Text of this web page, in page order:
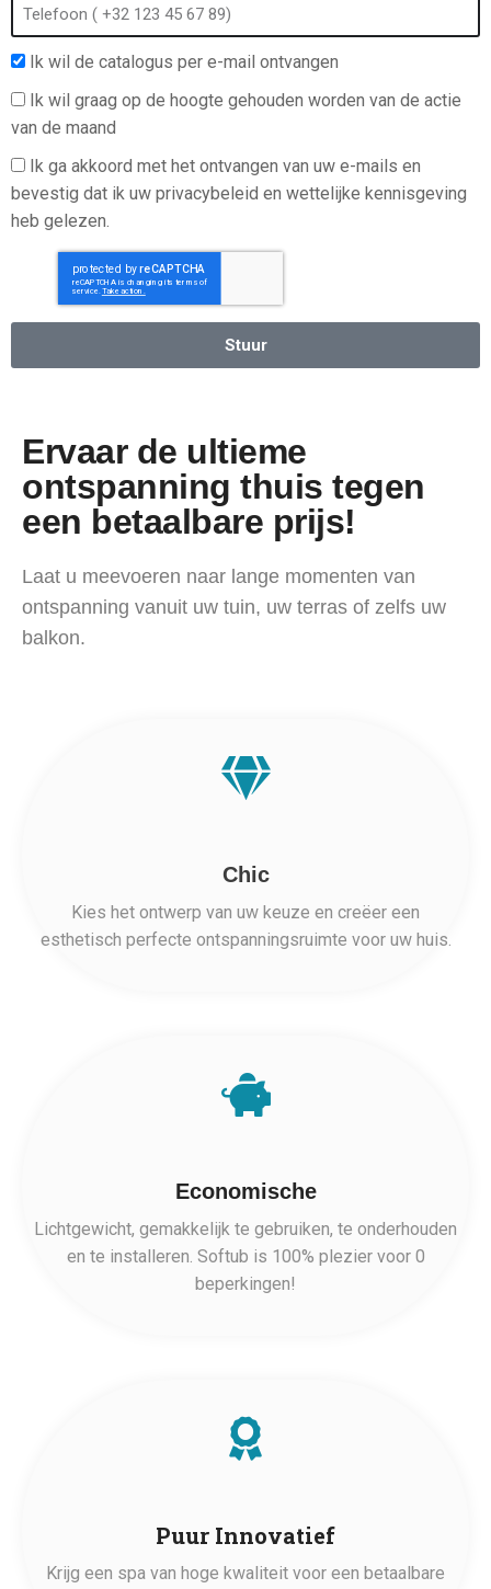
Ik wil de catalogus per e-mail ontvangen
Ik wil graag op de hoogte gehouden worden van de actie
van de maand
Ik ga akkoord met het ontvangen van uw e-mails en
bevestig dat ik uw privacybeleid en wettelijke kennisgeving
heb gelezen.
Stuur
Ervaar de ultieme
ontspanning thuis tegen
een betaalbare prijs!
Laat u meevoeren naar lange momenten van
ontspanning vanuit uw tuin, uw terras of zelfs uw
balkon.
Chic
Kies het ontwerp van uw keuze en creëer een
esthetisch perfecte ontspanningsruimte voor uw huis.
Economische
Lichtgewicht, gemakkelijk te gebruiken, te onderhouden
en te installeren. Softub is 100% plezier voor 0
beperkingen!
Puur Innovatief
Krijg een spa van hoge kwaliteit voor een betaalbare